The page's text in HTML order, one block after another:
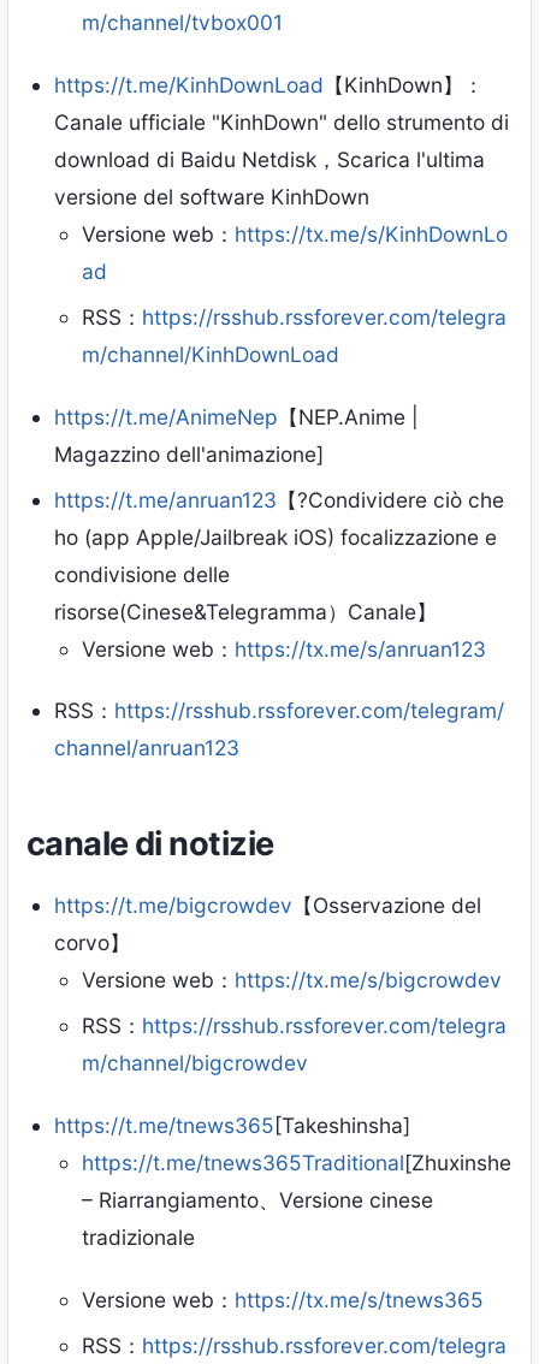
m/channel/tvbox001
https://t.me/KinhDownLoad 【KinhDown】：
Canale ufficiale "KinhDown" dello strumento di
download di Baidu Netdisk，Scarica l'ultima
versione del software KinhDown
Versione web： https://tx.me/s/KinhDownLo
ad
RSS： https://rsshub.rssforever.com/telegra
m/channel/KinhDownLoad
https://t.me/AnimeNep 【NEP.Anime |
Magazzino dell'animazione]
https://t.me/anruan123 【?Condividere ciò che
ho (app Apple/Jailbreak iOS) focalizzazione e
condivisione delle
risorse(Cinese&Telegramma）Canale】
Versione web： https://tx.me/s/anruan123
RSS： https://rsshub.rssforever.com/telegram/
channel/anruan123
canale di notizie
https://t.me/bigcrowdev 【Osservazione del
corvo】
Versione web： https://tx.me/s/bigcrowdev
RSS： https://rsshub.rssforever.com/telegra
m/channel/bigcrowdev
https://t.me/tnews365[Takeshinsha]
https://t.me/tnews365Traditional[Zhuxinshe
– Riarrangiamento、Versione cinese
tradizionale
Versione web： https://tx.me/s/tnews365
RSS： https://rsshub.rssforever.com/telegra